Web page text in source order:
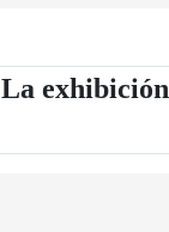
La exhibición